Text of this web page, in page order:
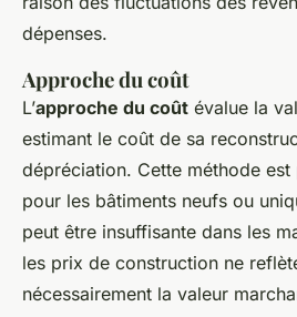
dépenses.
Approche du coût
L’approche du coût évalue la
estimant le coût de sa
dépréciation. Cette méthode
pour les bâtiments neufs ou
peut être insuffisante dans les
les prix de construction ne
nécessairement la valeur